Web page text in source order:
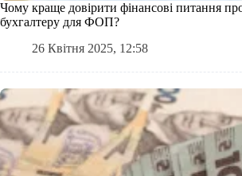
Чому краще довірити фінансові питання
бухгалтеру для ФОП?
26 Квітня 2025, 12:58